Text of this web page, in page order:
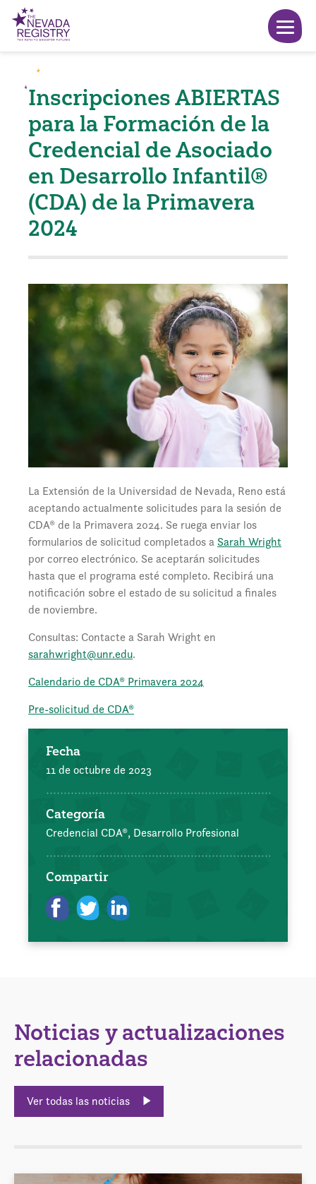
Inscripciones ABIERTAS
para la Formación de la
Credencial de Asociado
en Desarrollo Infantil®
(CDA) de la Primavera
2024
La Extensión de la Universidad de Nevada, Reno está
aceptando actualmente solicitudes para la sesión de
CDA® de la Primavera 2024. Se ruega enviar los
formularios de solicitud completados a Sarah Wright
por correo electrónico. Se aceptarán solicitudes
hasta que el programa esté completo. Recibirá una
notificación sobre el estado de su solicitud a finales
de noviembre.
Consultas: Contacte a Sarah Wright en
sarahwright@unr.edu.
Calendario de CDA® Primavera 2024
Pre-solicitud de CDA®
Fecha
11 de octubre de 2023
Categoría
Credencial CDA®, Desarrollo Profesional
Compartir
Noticias y actualizaciones
relacionadas
Ver todas las noticias